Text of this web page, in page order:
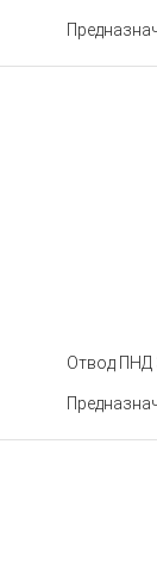
Отвод ПНД